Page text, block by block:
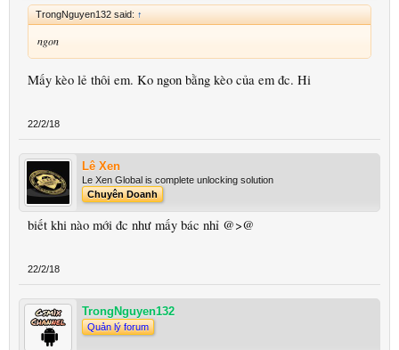
TrongNguyen132 said: ↑
ngon
Mấy kèo lẻ thôi em. Ko ngon bằng kèo của em đc. Hi
22/2/18
Lê Xen
Le Xen Global is complete unlocking solution
Chuyên Doanh
biết khi nào mới đc như mấy bác nhỉ @>@
22/2/18
TrongNguyen132
Quản lý forum